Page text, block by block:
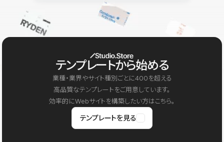
テンプレートから始める
業種・業界やサイト種別ごとに400を超える
高品質なテンプレートをご用意しています。
効率的にWebサイトを構築したい方はこちら。
テンプレートを見る